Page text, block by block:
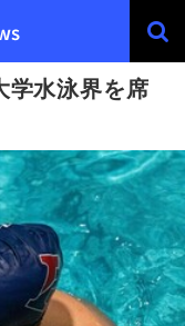
学水泳界を席